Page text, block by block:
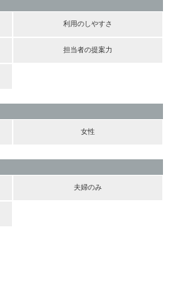
利用のしやすさ
担当者の提案力
女性
夫婦のみ